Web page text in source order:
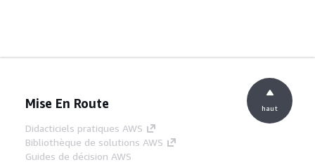
Mise En Route
Didacticiels pratiques AWS
Bibliothèque de solutions AWS
Guides de décision AWS
haut